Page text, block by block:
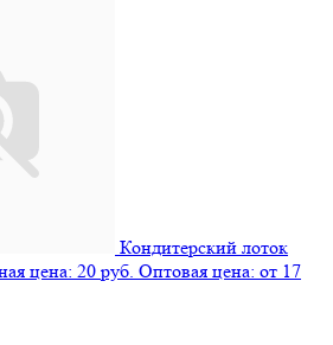
Кондитерский лоток
цена: 20 руб. Оптовая цена: от 17